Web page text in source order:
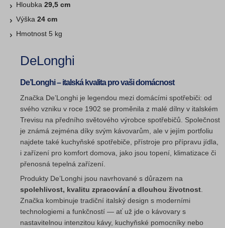
Hloubka 29,5 cm
Výška 24 cm
Hmotnost 5 kg
DeLonghi
De’Longhi – italská kvalita pro vaši domácnost
Značka De’Longhi je legendou mezi domácími spotřebiči: od
svého vzniku v roce 1902 se proměnila z malé dílny v italském
Trevisu na předního světového výrobce spotřebičů. Společnost
je známá zejména díky svým kávovarům, ale v jejím portfoliu
najdete také kuchyňské spotřebiče, přístroje pro přípravu jídla,
i zařízení pro komfort domova, jako jsou topení, klimatizace či
přenosná tepelná zařízení.
Produkty De’Longhi jsou navrhované s důrazem na
spolehlivost, kvalitu zpracování a dlouhou životnost
Značka kombinuje tradiční italský design s moderními
technologiemi a funkčností — ať už jde o kávovary s
nastavitelnou intenzitou kávy, kuchyňské pomocníky nebo